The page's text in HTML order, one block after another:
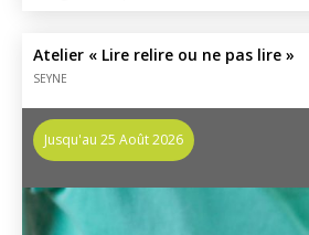
Atelier « Lire relire ou ne pas lire »
SEYNE
Jusqu'au 25 Août 2026